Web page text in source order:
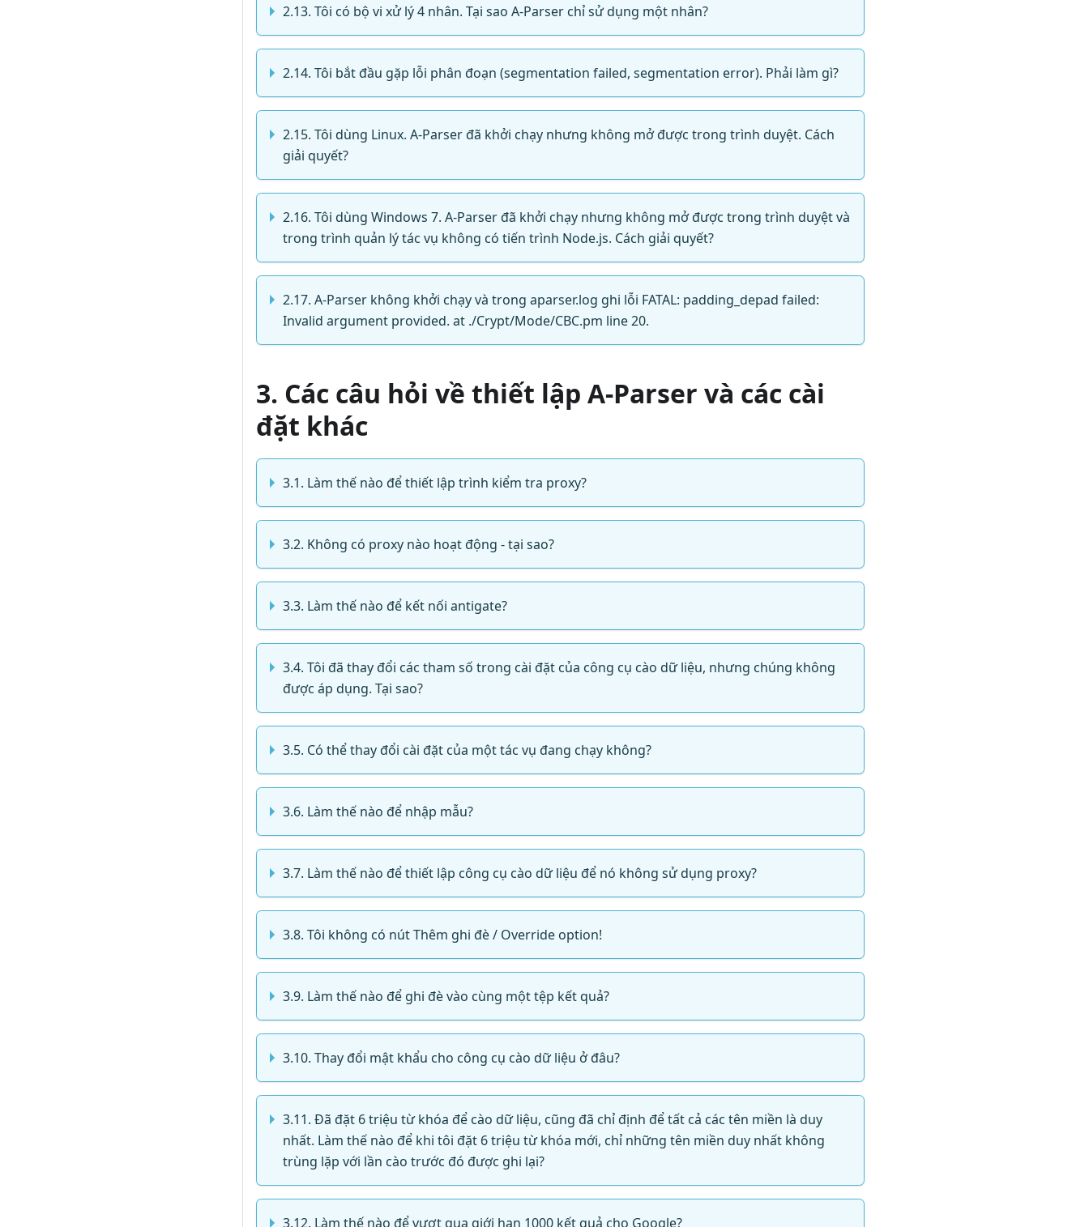
2.13. Tôi có bộ vi xử lý 4 nhân. Tại sao A-Parser chỉ sử dụng một nhân?
2.14. Tôi bắt đầu gặp lỗi phân đoạn (segmentation failed, segmentation error). Phải làm gì?
2.15. Tôi dùng Linux. A-Parser đã khởi chạy nhưng không mở được trong trình duyệt. Cách
giải quyết?
2.16. Tôi dùng Windows 7. A-Parser đã khởi chạy nhưng không mở được trong trình duyệt và
trong trình quản lý tác vụ không có tiến trình Node.js. Cách giải quyết?
2.17. A-Parser không khởi chạy và trong aparser.log ghi lỗi FATAL: padding_depad failed:
Invalid argument provided. at ./Crypt/Mode/CBC.pm line 20.
3. Các câu hỏi về thiết lập A-Parser và các cài
đặt khác
3.1. Làm thế nào để thiết lập trình kiểm tra proxy?
3.2. Không có proxy nào hoạt động - tại sao?
3.3. Làm thế nào để kết nối antigate?
3.4. Tôi đã thay đổi các tham số trong cài đặt của công cụ cào dữ liệu, nhưng chúng không
được áp dụng. Tại sao?
3.5. Có thể thay đổi cài đặt của một tác vụ đang chạy không?
3.6. Làm thế nào để nhập mẫu?
3.7. Làm thế nào để thiết lập công cụ cào dữ liệu để nó không sử dụng proxy?
3.8. Tôi không có nút Thêm ghi đè / Override option!
3.9. Làm thế nào để ghi đè vào cùng một tệp kết quả?
3.10. Thay đổi mật khẩu cho công cụ cào dữ liệu ở đâu?
3.11. Đã đặt 6 triệu từ khóa để cào dữ liệu, cũng đã chỉ định để tất cả các tên miền là duy
nhất. Làm thế nào để khi tôi đặt 6 triệu từ khóa mới, chỉ những tên miền duy nhất không
trùng lặp với lần cào trước đó được ghi lại?
3.12. Làm thế nào để vượt qua giới hạn 1000 kết quả cho Google?